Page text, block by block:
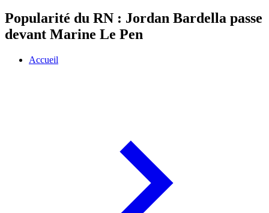
Popularité du RN : Jordan Bardella passe
devant Marine Le Pen
Accueil